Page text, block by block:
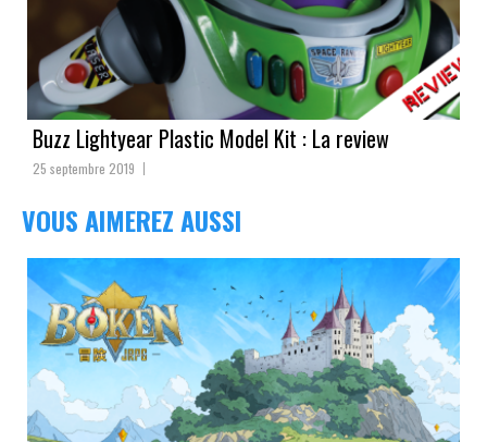
Buzz Lightyear Plastic Model Kit : La review
25 septembre 2019
VOUS AIMEREZ AUSSI